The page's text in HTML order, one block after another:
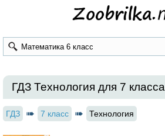
ГДЗ Технология для 7 класса
ГДЗ 7 класс Технология